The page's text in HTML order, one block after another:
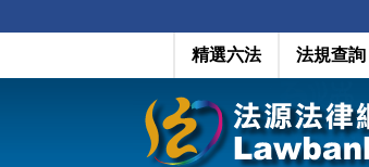
精選六法 法規查詢